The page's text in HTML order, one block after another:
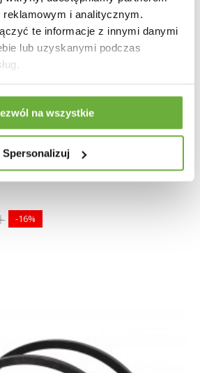
reklamowym i analitycznym.
te informacje z innymi danymi
lub uzyskanymi podczas
na wszystkie
Spersonalizuj
-16%